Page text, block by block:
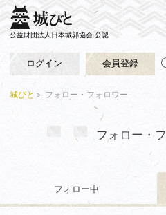
公益財団法人日本城郭協会 公認
ログイン 会員登録
城びと フォロー・フォロワー
フォロー・
フォロー中